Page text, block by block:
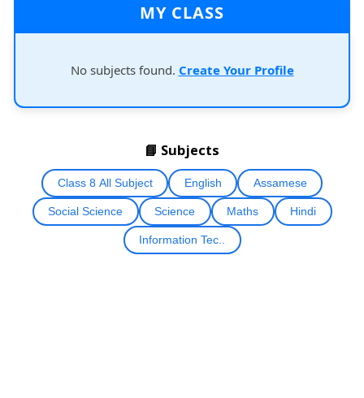
MY CLASS
No subjects found. Create Your Profile
📘 Subjects
Class 8 All Subject English Assamese
Social Science Science Maths Hindi
Information Tec..